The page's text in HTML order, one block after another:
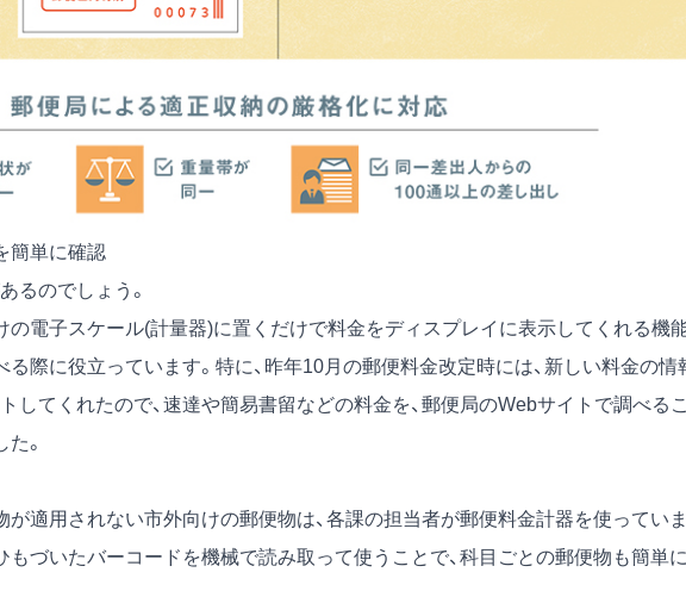
簡単に確認
るのでしょう。
の電子スケール(計量器)に置くだけで料金をディスプレイに表示してくれる機
る際に役立っています。特に、昨年10月の郵便料金改定時には、新しい料金の情
してくれたので、速達や簡易書留などの料金を、郵便局のWebサイトで調べるこ
。
適用されない市外向けの郵便物は、各課の担当者が郵便料金計器を使っていま
もづいたバーコードを機械で読み取って使うことで、科目ごとの郵便物も簡単に